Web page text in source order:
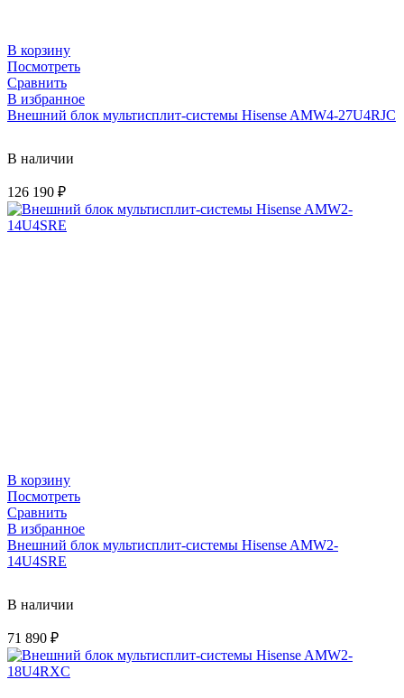
В корзину
Посмотреть
Сравнить
В избранное
Внешний блок мультисплит-системы Hisense AMW4-27U4RJC
В наличии
126 190 ₽
В корзину
Посмотреть
Сравнить
В избранное
Внешний блок мультисплит-системы Hisense AMW2-
14U4SRE
В наличии
71 890 ₽